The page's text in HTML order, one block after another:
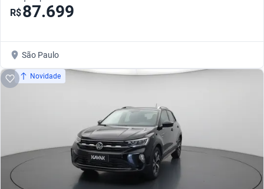
R$87.699
São Paulo
Novidade